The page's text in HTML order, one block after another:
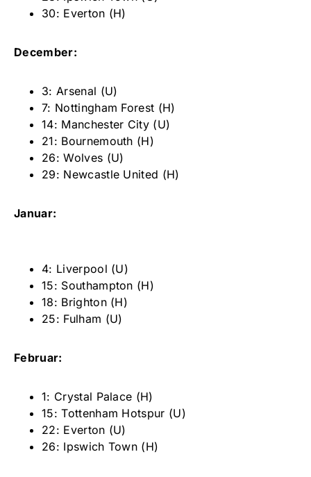
30: Everton (H)
December:
3: Arsenal (U)
7: Nottingham Forest (H)
14: Manchester City (U)
21: Bournemouth (H)
26: Wolves (U)
29: Newcastle United (H)
Januar:
4: Liverpool (U)
15: Southampton (H)
18: Brighton (H)
25: Fulham (U)
Februar:
1: Crystal Palace (H)
15: Tottenham Hotspur (U)
22: Everton (U)
26: Ipswich Town (H)